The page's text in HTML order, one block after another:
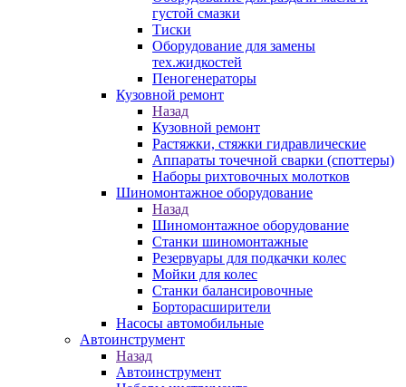
густой смазки
Тиски
Оборудование для замены
тех.жидкостей
Пеногенераторы
Кузовной ремонт
Назад
Кузовной ремонт
Растяжки, стяжки гидравлические
Аппараты точечной сварки (споттеры)
Наборы рихтовочных молотков
Шиномонтажное оборудование
Назад
Шиномонтажное оборудование
Станки шиномонтажные
Резервуары для подкачки колес
Мойки для колес
Станки балансировочные
Борторасширители
Насосы автомобильные
Автоинструмент
Назад
Автоинструмент